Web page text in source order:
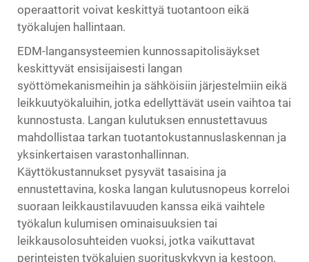
operaattorit voivat keskittyä tuotantoon eikä
työkalujen hallintaan.
EDM-langansysteemien kunnossapitolisäykset
keskittyvät ensisijaisesti langan
syöttömekanismeihin ja sähköisiin järjestelmiin eikä
leikkuutyökaluihin, jotka edellyttävät usein vaihtoa tai
kunnostusta. Langan kulutuksen ennustettavuus
mahdollistaa tarkan tuotantokustannuslaskennan ja
yksinkertaisen varastonhallinnan.
Käyttökustannukset pysyvät tasaisina ja
ennustettavina, koska langan kulutusnopeus korreloi
suoraan leikkaustilavuuden kanssa eikä vaihtele
työkalun kulumisen ominaisuuksien tai
leikkausolosuhteiden vuoksi, jotka vaikuttavat
perinteisten työkalujen suorituskykyyn ja kestoon.